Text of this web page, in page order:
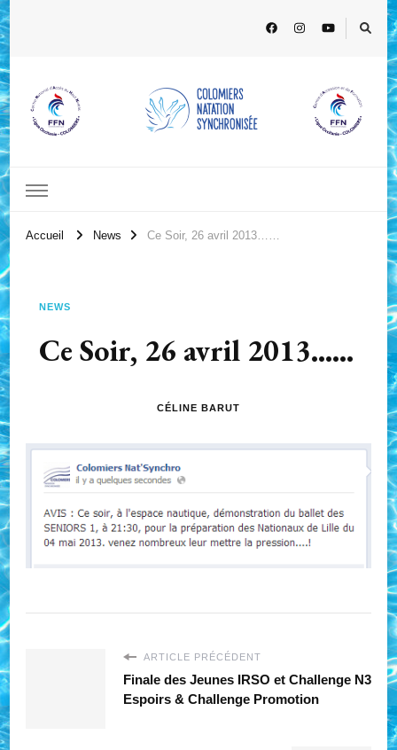
Accueil News Ce Soir, 26 avril 2013……
NEWS
Ce Soir, 26 avril 2013……
CÉLINE BARUT
ARTICLE PRÉCÉDENT
Finale des Jeunes IRSO et Challenge N3
Espoirs & Challenge Promotion